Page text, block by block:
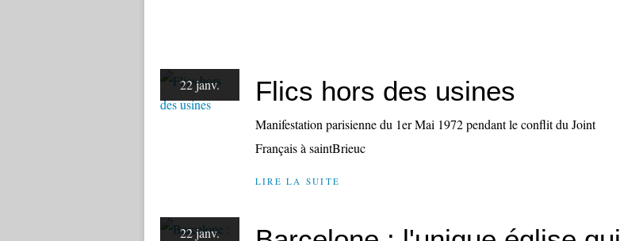
22 janv. Flics hors des usines
Manifestation parisienne du 1er Mai 1972 pendant le conflit du Joint
Français à saintBrieuc
LIRE LA SUITE
22 janv.